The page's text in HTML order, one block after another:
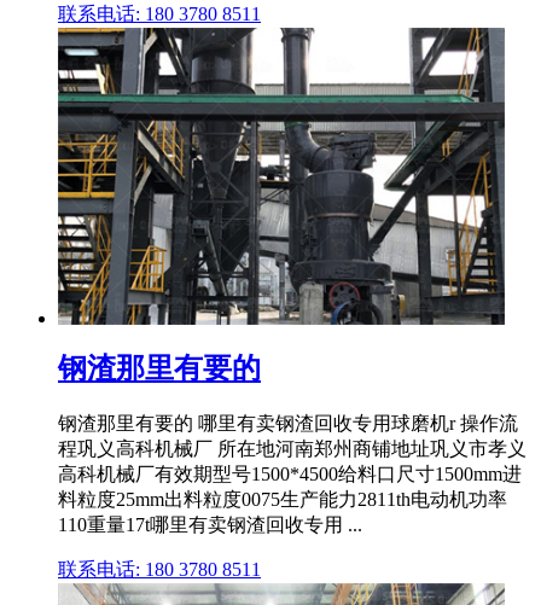
联系电话: 180 3780 8511
钢渣那里有要的
钢渣那里有要的 哪里有卖钢渣回收专用球磨机r 操作流
程巩义高科机械厂 所在地河南郑州商铺地址巩义市孝义
高科机械厂有效期型号1500*4500给料口尺寸1500mm进
料粒度25mm出料粒度0075生产能力2811th电动机功率
110重量17t哪里有卖钢渣回收专用 ...
联系电话: 180 3780 8511